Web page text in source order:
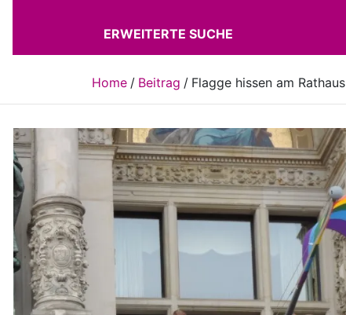
ERWEITERTE SUCHE
Home Beitrag Flagge hissen am Rathaus